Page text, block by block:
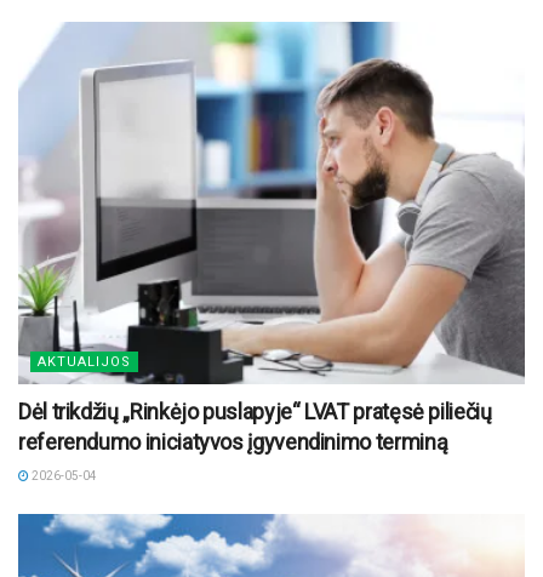
AKTUALIJOS
Dėl trikdžių „Rinkėjo puslapyje“ LVAT pratęsė piliečių
referendumo iniciatyvos įgyvendinimo terminą
2026-05-04